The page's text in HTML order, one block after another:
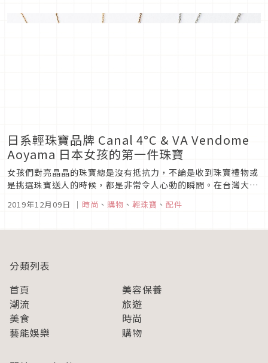
到這兩家日本經典輕珠...
日系輕珠寶品牌 Canal 4°C & VA Vendome
Aoyama 日本女孩的第一件珠寶
女孩們對亮晶晶的珠寶總是沒有抵抗力，不論是收到珠寶禮物或
是挑選珠寶送人的時候，都是非常令人心動的瞬間。在台灣大家
普遍有珠寶是定情禮物不能隨便送的觀念，但是對日本人來說，
珠寶飾品可是時尚搭配不可或缺的一環，因此也推出了許多不用
2019年12月09日 ｜ 時尚 、 購物 、 輕珠寶 、 配件
分類列表
首頁
美容保養
潮流
旅遊
美食
時尚
藝能娛樂
購物